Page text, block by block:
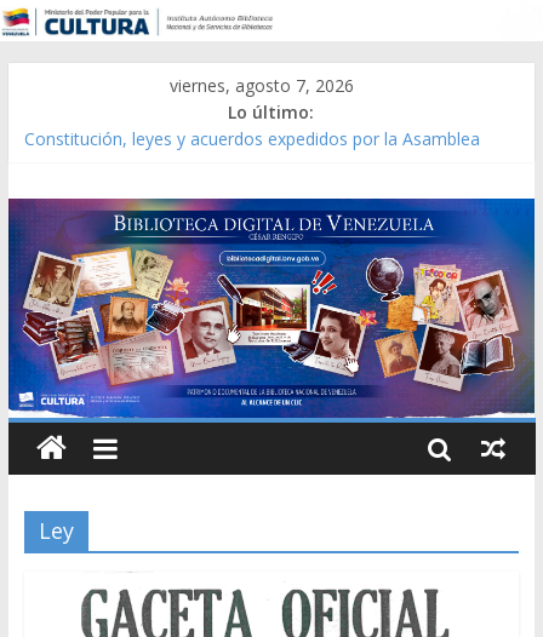
viernes, agosto 7, 2026
Lo último:
Constitución, leyes y acuerdos expedidos por la Asamblea
Modesta Bor Sánchez [material gráfico]
Gaceta Oficial de la República de Venezuela año CXXXIII Mes V,
Caracas 09 de marzo de 2006 N° 38.394
Catálogo temático de obras de Modesta Bor
Ley